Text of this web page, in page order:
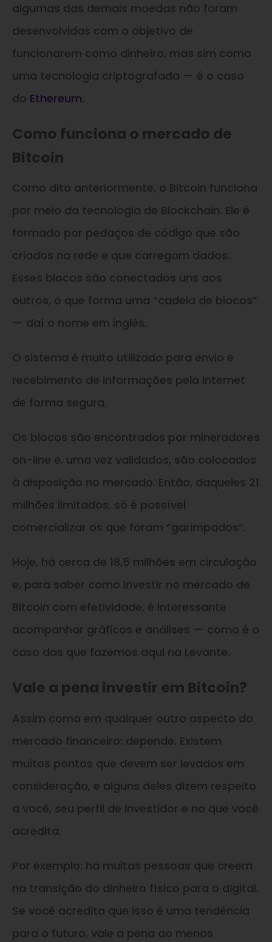
algumas das demais moedas não foram
desenvolvidas com o objetivo de
funcionarem como dinheiro, mas sim como
uma tecnologia criptografada — é o caso
do Ethereum.
Como funciona o mercado de
Bitcoin
Como dito anteriormente, o Bitcoin funciona
por meio da tecnologia de Blockchain. Ele é
formado por pedaços de código que são
criados na rede e que carregam dados.
Esses blocos são conectados uns aos
outros, o que forma uma “cadeia de blocos”
— daí o nome em inglês.
O sistema é muito utilizado para envio e
recebimento de informações pela internet
de forma segura.
Os blocos são encontrados por mineradores
on-line e, uma vez validados, são colocados
à disposição no mercado. Então, daqueles 21
milhões limitados, só é possível
comercializar os que foram “garimpados”.
Hoje, há cerca de 18,5 milhões em circulação
e, para saber como investir no mercado de
Bitcoin com efetividade, é interessante
acompanhar gráficos e análises — como é o
caso das que fazemos aqui na Levante.
Vale a pena investir em Bitcoin?
Assim como em qualquer outro aspecto do
mercado financeiro: depende. Existem
muitos pontos que devem ser levados em
consideração, e alguns deles dizem respeito
a você, seu perfil de investidor e no que você
acredita.
Por exemplo: há muitas pessoas que creem
na transição do dinheiro físico para o digital.
Se você acredita que isso é uma tendência
para o futuro, vale a pena ao menos